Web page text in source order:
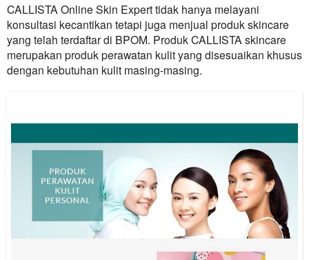
CALLISTA Online Skin Expert tidak hanya melayani
konsultasi kecantikan tetapi juga menjual produk skincare
yang telah terdaftar di BPOM. ProdukCALLISTA skincare
merupakan produk perawatan kulit yang disesuaikan khusus
dengan kebutuhan kulit masing-masing.